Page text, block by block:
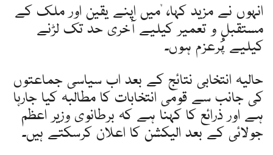
انہوں نے مزید کہا، "میں اپنے یقین اور ملک کے
مستقبل و تعمیر کیلیے آخری حد تک لڑنے
کیلیے پُرعزم ہوں۔
حالیہ انتخابی نتائج کے بعد اب سیاسی جماعتوں
کی جانب سے قومی انتخابات کا مطالبہ کیا جارہا
ہے اور ذرائع کا کہنا ہے کہ برطانوی وزیر اعظم
جولائی کے بعد الیکشن کا اعلان کرسکتے ہیں۔